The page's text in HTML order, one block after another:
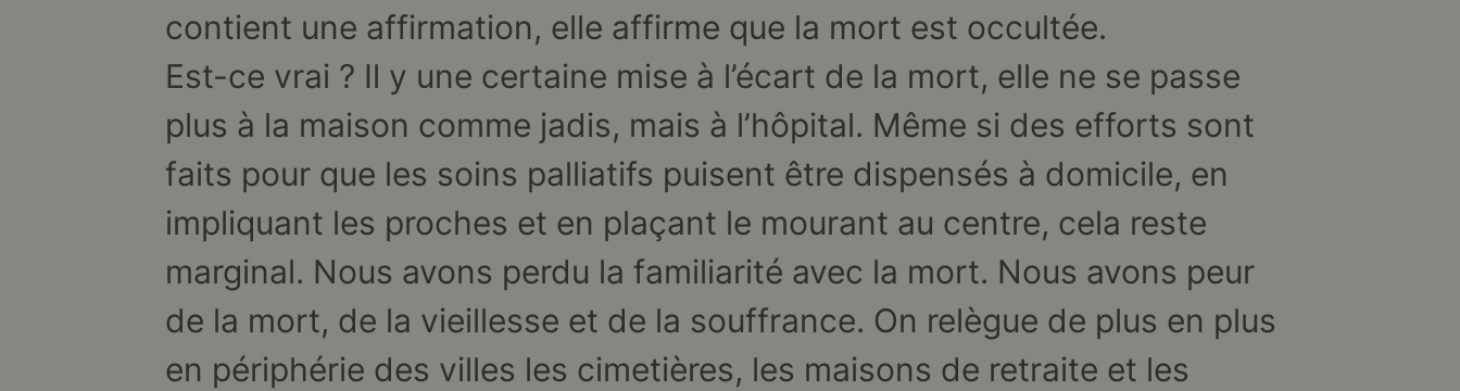
EMBED
contient une affirmation, elle affirme que la mort est occultée.
Est-ce vrai ? Il y une certaine mise à l’écart de la mort, elle ne se passe
plus à la maison comme jadis, mais à l’hôpital. Même si des efforts sont
faits pour que les soins palliatifs puisent être dispensés à domicile, en
impliquant les proches et en plaçant le mourant au centre, cela reste
marginal. Nous avons perdu la familiarité avec la mort. Nous avons peur
de la mort, de la vieillesse et de la souffrance. On relègue de plus en plus
en périphérie des villes les cimetières, les maisons de retraite et les